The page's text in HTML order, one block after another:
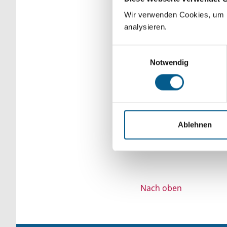
Wir verwenden Cookies,
analysieren.
Notwendig
Ablehnen
Bitte Suchbegriff
verfeinert werden.
Nach oben